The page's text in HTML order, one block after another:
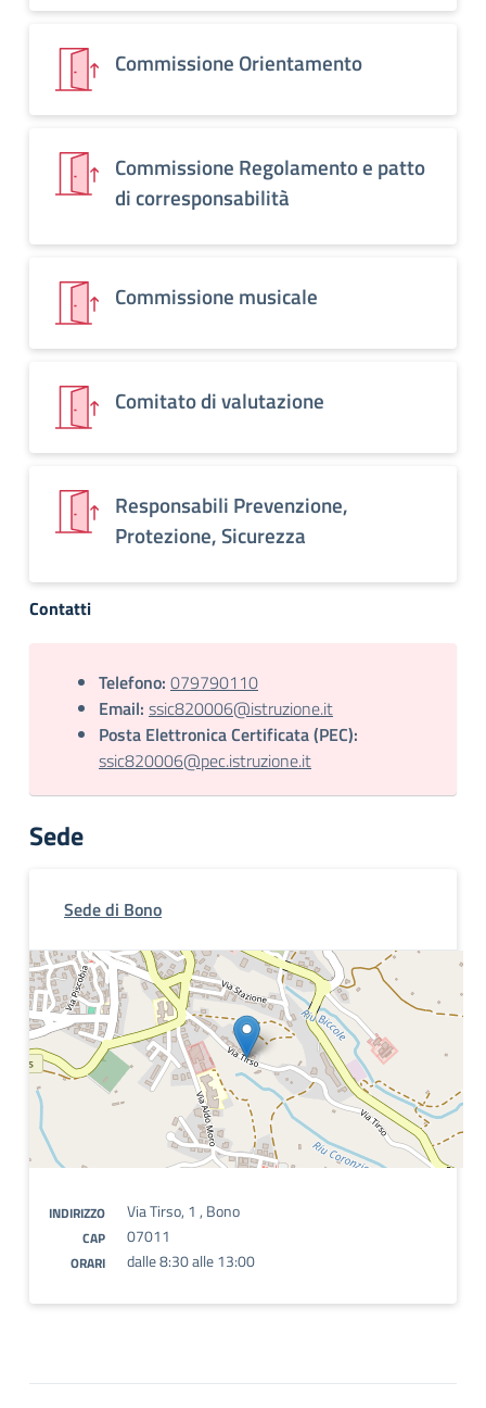
Commissione Orientamento
Commissione Regolamento e patto
di corresponsabilità
Commissione musicale
Comitato di valutazione
Responsabili Prevenzione,
Protezione, Sicurezza
Contatti
Telefono: 079790110
Email: ssic820006@istruzione.it
Posta Elettronica Certificata (PEC):
ssic820006@pec.istruzione.it
Sede
Sede di Bono
INDIRIZZO Via Tirso, 1 , Bono
CAP 07011
ORARI dalle 8:30 alle 13:00